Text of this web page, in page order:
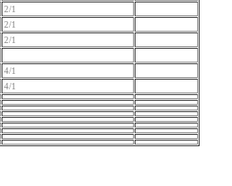
2/1
2/1
2/1
4/1
4/1